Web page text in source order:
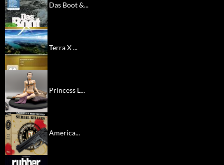
Das Boot &...
Terra X ...
Princess L...
America...